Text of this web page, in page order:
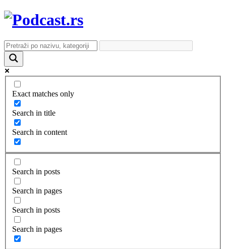
Exact matches only
Search in title
Search in content
Search in posts
Search in pages
Search in posts
Search in pages